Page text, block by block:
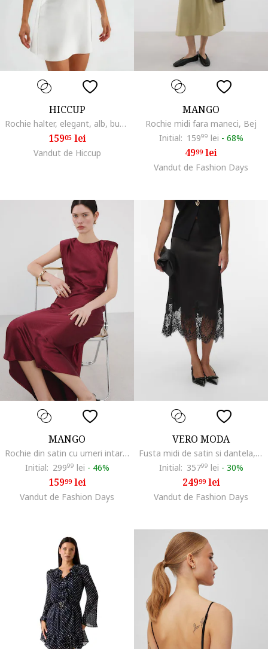
HICCUP
Rochie halter, elegant, alb, bumbac/poliester/elastan
15905lei
Vandut de Hiccup
MANGO
Rochie midi fara maneci, Bej
Initial: 15999 lei - 68%
4999lei
Vandut de Fashion Days
MANGO
Rochie din satin cu umeri intariti, Rosu inchis
Initial: 29999 lei - 46%
15999lei
Vandut de Fashion Days
VERO MODA
Fusta midi de satin si dantela, Negru
Initial: 35799 lei - 30%
24999lei
Vandut de Fashion Days